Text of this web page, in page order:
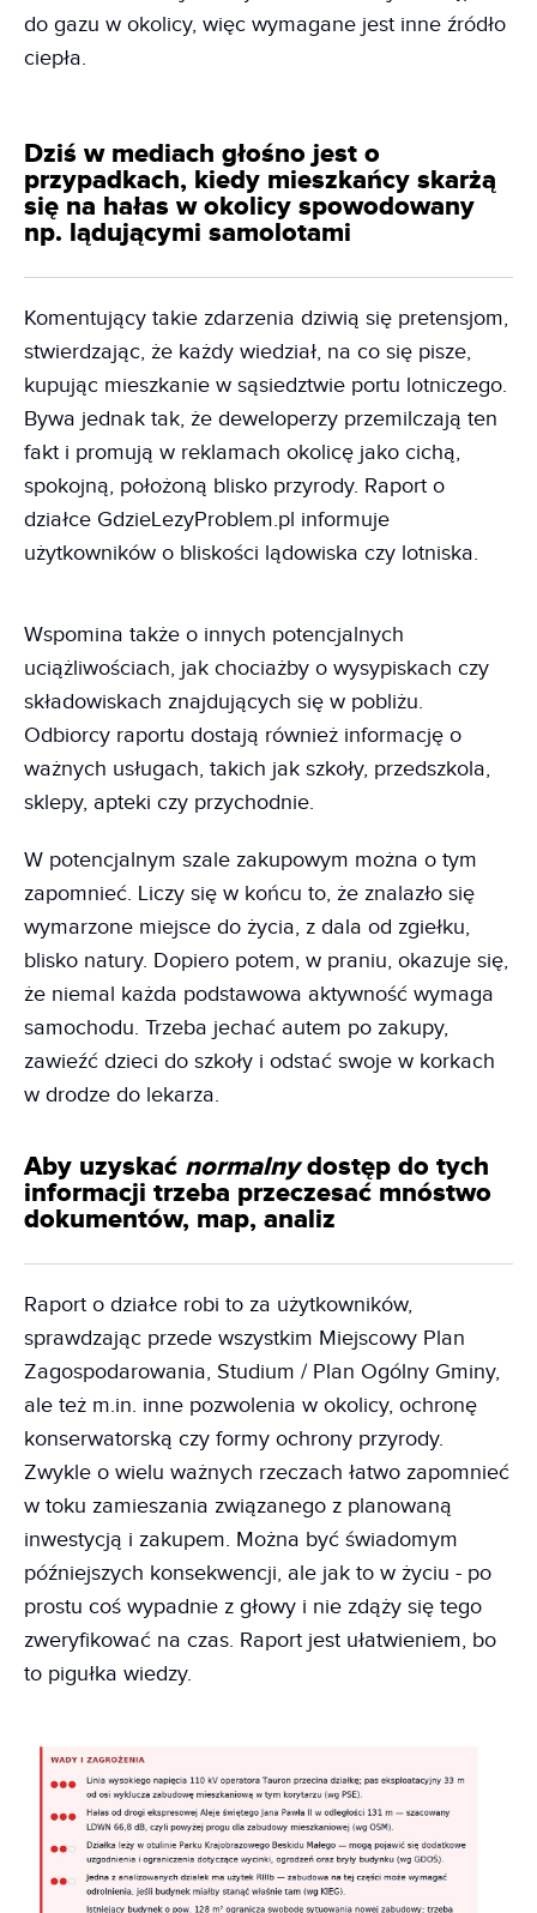
do gazu w okolicy, więc wymagane jest inne źródło
ciepła.
Dziś w mediach głośno jest o
przypadkach, kiedy mieszkańcy skarżą
się na hałas w okolicy spowodowany
np. lądującymi samolotami
Komentujący takie zdarzenia dziwią się pretensjom,
stwierdzając, że każdy wiedział, na co się pisze,
kupując mieszkanie w sąsiedztwie portu lotniczego.
Bywa jednak tak, że deweloperzy przemilczają ten
fakt i promują w reklamach okolicę jako cichą,
spokojną, położoną blisko przyrody. Raport o
działce GdzieLezyProblem.pl informuje
użytkowników o bliskości lądowiska czy lotniska.
Wspomina także o innych potencjalnych
uciążliwościach, jak chociażby o wysypiskach czy
składowiskach znajdujących się w pobliżu.
Odbiorcy raportu dostają również informację o
ważnych usługach, takich jak szkoły, przedszkola,
sklepy, apteki czy przychodnie.
W potencjalnym szale zakupowym można o tym
zapomnieć. Liczy się w końcu to, że znalazło się
wymarzone miejsce do życia, z dala od zgiełku,
blisko natury. Dopiero potem, w praniu, okazuje się,
że niemal każda podstawowa aktywność wymaga
samochodu. Trzeba jechać autem po zakupy,
zawieźć dzieci do szkoły i odstać swoje w korkach
w drodze do lekarza.
Aby uzyskać normalnydostęp do tych
informacji trzeba przeczesać mnóstwo
dokumentów, map, analiz
Raport o działce robi to za użytkowników,
sprawdzając przede wszystkim Miejscowy Plan
Zagospodarowania, Studium / Plan Ogólny Gminy,
ale też m.in. inne pozwolenia w okolicy, ochronę
konserwatorską czy formy ochrony przyrody.
Zwykle o wielu ważnych rzeczach łatwo zapomnieć
w toku zamieszania związanego z planowaną
inwestycją i zakupem. Można być świadomym
późniejszych konsekwencji, ale jak to w życiu - po
prostu coś wypadnie z głowy i nie zdąży się tego
zweryfikować na czas. Raport jest ułatwieniem, bo
to pigułka wiedzy.